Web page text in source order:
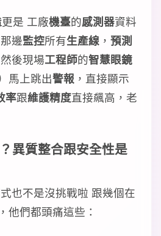
更是 工廠機臺的感測器資料
邊監控所有生產線 ， 預測
後現場工程師的智慧眼鏡
馬上跳出警報 ，直接顯示
率跟維護精度直接飆高，老
異質整合跟安全性是
也不是沒挑戰啦 跟幾個在
他們都頭痛這些：